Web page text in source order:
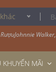
RượuJohnnie Walker,
KHUYẾN MÃI